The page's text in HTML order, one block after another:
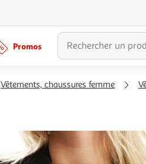
Promos
Vêtements, chaussures femme